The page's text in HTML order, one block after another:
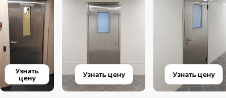
Узнать
цену
Узнать цену Узнать цену